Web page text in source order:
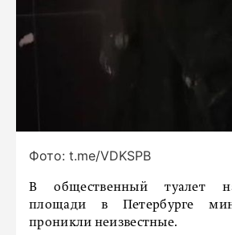
Фото: t.me/VDKSPB
В общественный туалет
площади в Петербурге
проникли неизвестные.